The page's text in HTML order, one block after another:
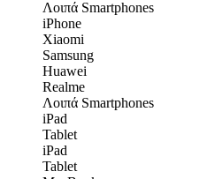
Λοιπά Smartphones
iPhone
Xiaomi
Samsung
Huawei
Realme
Λοιπά Smartphones
iPad
Tablet
iPad
Tablet